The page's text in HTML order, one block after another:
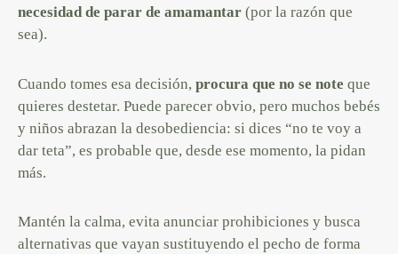
necesidad de parar de amamantar (por la razón que
sea).
Cuando tomes esa decisión, procura que no se note que
quieres destetar. Puede parecer obvio, pero muchos bebés
y niños abrazan la desobediencia: si dices “no te voy a
dar teta”, es probable que, desde ese momento, la pidan
más.
Mantén la calma, evita anunciar prohibiciones y busca
alternativas que vayan sustituyendo el pecho de forma